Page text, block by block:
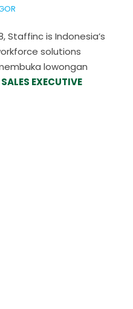
Staffinc is Indonesia’s
solutions
lowongan
EXECUTIVE